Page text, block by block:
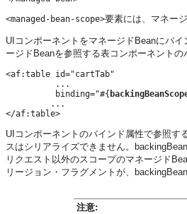
<managed-bean-scope>要素には、マネー
UIコンポーネントをマネージドBeanにバ
ージドBeanを参照する表コンポーネント
<af:table id="cartTab"
	  binding="#{
UIコンポーネントのバインド属性で参照す
スはシリアライズできません。
リクエスト以外のスコープのマネージド
リージョン・フラグメントが、
注意: